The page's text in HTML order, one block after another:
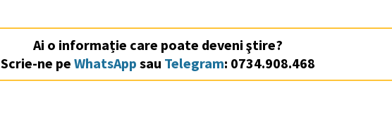
Ai o informație care poate deveni ştire?
Scrie-ne peWhatsApp sau Telegram: 0734.908.468